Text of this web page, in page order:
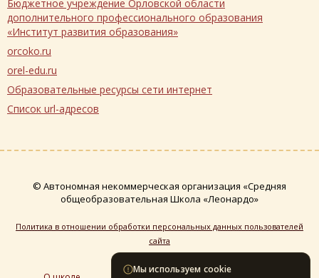
Бюджетное учреждение Орловской области
дополнительного профессионального образования
«Институт развития образования»
orcoko.ru
orel-edu.ru
Образовательные ресурсы сети интернет
Список url-адресов
© Автономная некоммерческая организация «Средняя
общеобразовательная Школа «Леонардо»
Политика в отношении обработки персональных данных пользователей
сайта
Образовательная
Мы используем cookie